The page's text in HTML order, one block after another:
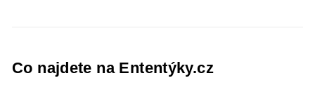
Co najdete na Ententýky.cz